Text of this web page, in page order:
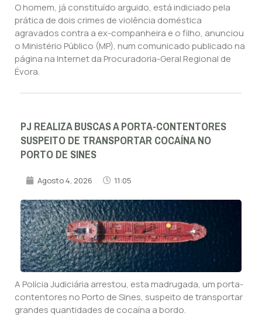
O homem, já constituído arguido, está indiciado pela
prática de dois crimes de violência doméstica
agravados contra a ex-companheira e o filho, anunciou
o Ministério Público (MP), num comunicado publicado na
página na Internet da Procuradoria-Geral Regional de
Évora.
PJ REALIZA BUSCAS A PORTA-CONTENTORES
SUSPEITO DE TRANSPORTAR COCAÍNA NO
PORTO DE SINES
Agosto 4, 2026 11:05
A Polícia Judiciária arrestou, esta madrugada, um porta-
contentores no Porto de Sines, suspeito de transportar
grandes quantidades de cocaína a bordo.